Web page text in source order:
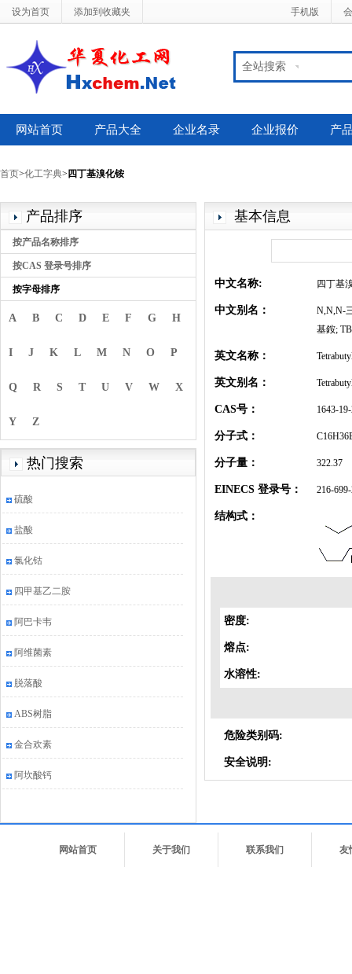
设为首页 添加到收藏夹 手机版
全站搜索
网站首页 产品大全 企业名录 企业报价 产
首页>化工字典> 四丁基溴化铵
产品排序
按产品名称排序
按CAS 登录号排序
按字母排序
A B C D E F G H
I J K L M N O P
Q R S T U V W X
Y Z
热门搜索
硫酸
盐酸
氯化钴
四甲基乙二胺
阿巴卡韦
阿维菌素
脱落酸
ABS树脂
金合欢素
阿坎酸钙
基本信息
中文名称: 四丁基
中文别名：
N,N,N-
基銨;
英文名称：
英文别名：
CAS号： 1643-
分子式：
分子量： 322.37
EINECS 登录号： 216-
结构式：
密度:
熔点:
水溶性:
危险类别码:
安全说明:
网站首页 关于我们 联系我们 友